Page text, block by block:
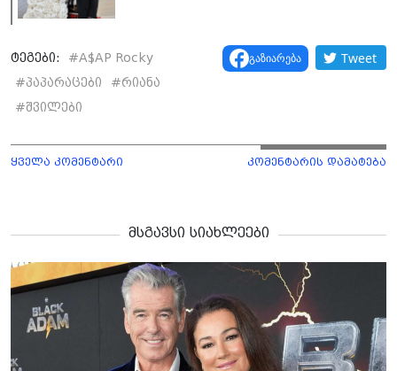
ტეგები: #A$AP Rocky
#პაპარაცები #რიანა
#შვილები
გაზიარება Tweet
ყველა კომენტარი კომენტარის დამატება
მსგავსი სიახლეები